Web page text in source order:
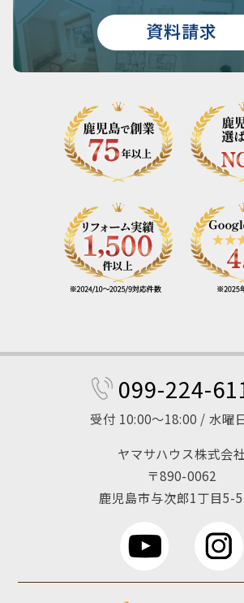
資料請求
099-224-
受付 10:00～18:00 / 水曜
ヤマサハウス株式会
〒890-0062
鹿児島市与次郎1丁目5-